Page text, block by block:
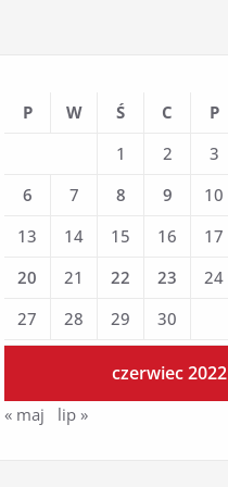
czerwiec 2022
P W Ś C P
1
2 3
6
7 8 9 10
13
14 15 16 17
20
21 22 23 24
27
28 29 30
« maj lip »